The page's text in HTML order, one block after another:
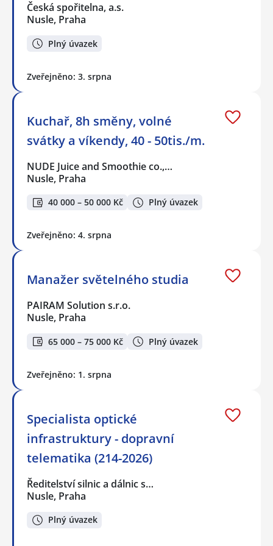
Česká spořitelna, a.s.
Nusle, Praha
Plný úvazek
Zveřejněno: 3. srpna
Kuchař, 8h směny, volné
svátky a víkendy, 40 - 50tis./m.
NUDE Juice and Smoothie co.,…
Nusle, Praha
40 000 – 50 000 Kč Plný úvazek
Zveřejněno: 4. srpna
Manažer světelného studia
PAIRAM Solution s.r.o.
Nusle, Praha
65 000 – 75 000 Kč Plný úvazek
Zveřejněno: 1. srpna
Specialista optické
infrastruktury - dopravní
telematika (214-2026)
Ředitelství silnic a dálnic s…
Nusle, Praha
Plný úvazek